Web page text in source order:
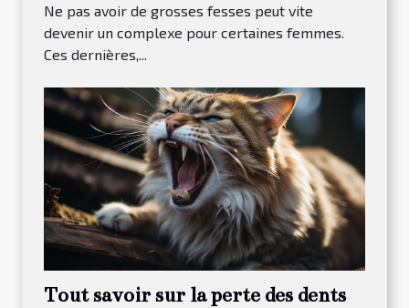
Ne pas avoir de grosses fesses peut vite
devenir un complexe pour certaines femmes.
Ces dernières,...
Tout savoir sur la perte des dents